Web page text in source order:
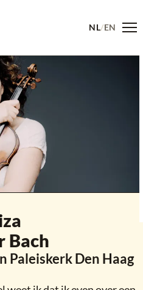
NL/EN
Bach
Paleiskerk Den Haag